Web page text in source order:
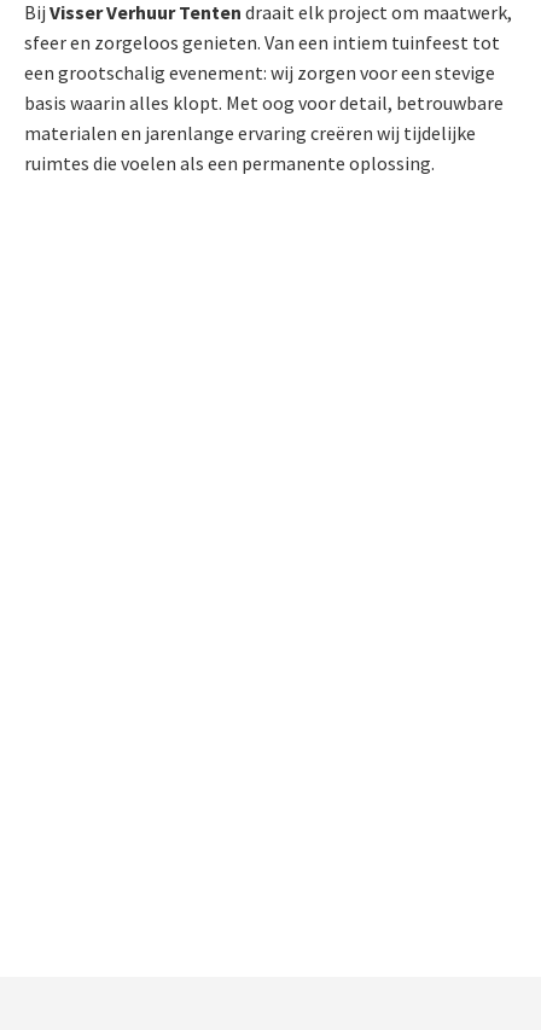
Bij Visser Verhuur Tenten draait elk project om maatwerk,
sfeer en zorgeloos genieten. Van een intiem tuinfeest tot
een grootschalig evenement: wij zorgen voor een stevige
basis waarin alles klopt. Met oog voor detail, betrouwbare
materialen en jarenlange ervaring creëren wij tijdelijke
ruimtes die voelen als een permanente oplossing.